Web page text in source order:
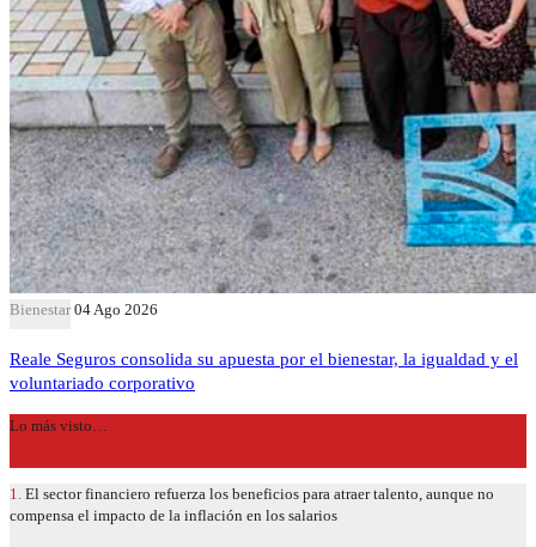
Bienestar 04 Ago 2026
Reale Seguros consolida su apuesta por el bienestar, la igualdad y el
voluntariado corporativo
Lo más visto…
1. El sector financiero refuerza los beneficios para atraer talento, aunque no
compensa el impacto de la inflación en los salarios